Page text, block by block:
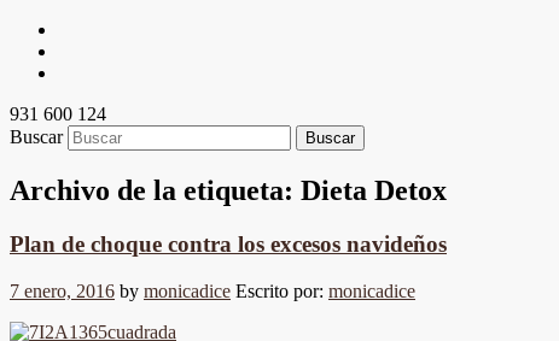
931 600 124
Buscar
Archivo de la etiqueta: Dieta Detox
Plan de choque contra los excesos navideños
7 enero, 2016 by monicadice Escrito por: monicadice